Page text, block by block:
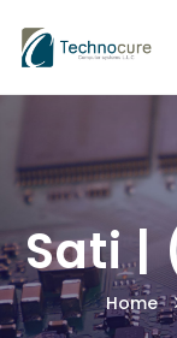
Sati |
Home